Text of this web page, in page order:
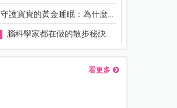
守護寶寶的黃金睡眠：為什麼...
腦科學家都在做的散步秘訣！...
看更多